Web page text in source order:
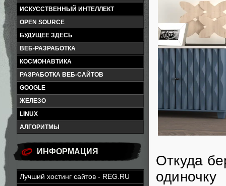
ИСКУССТВЕННЫЙ ИНТЕЛЛЕКТ
OPEN SOURCE
БУДУЩЕЕ ЗДЕСЬ
ВЕБ-РАЗРАБОТКА
КОСМОНАВТИКА
РАЗРАБОТКА ВЕБ-САЙТОВ
GOOGLE
ЖЕЛЕЗО
LINUX
АЛГОРИТМЫ
ИНФОРМАЦИЯ
Лучший хостинг сайтов - REG.RU
Откуда
одиночку